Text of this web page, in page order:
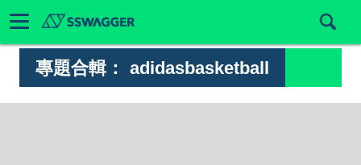
專題合輯： adidasbasketball